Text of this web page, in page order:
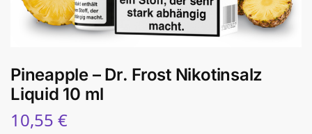
Pineapple – Dr. Frost Nikotinsalz
Liquid 10 ml
10,55 €